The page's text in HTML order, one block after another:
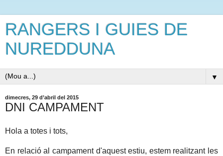
RANGERS I GUIES DE
NUREDDUNA
▼
dimecres, 29 d’abril del 2015
DNI CAMPAMENT
Hola a totes i tots,
En relació al campament d'aquest estiu, estem realitzant les